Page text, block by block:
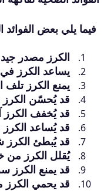
فيما يلي بعض الفوائد
الكرز مصدر جيد
يساعد الكرز في
يمنع الكرز تلف
قد يُحسّن الكرز
قد يُخفف الكرز
قد يُساعد
قد يُبطئ الكرز
يُقلل الكرز من
قد يمنع الكرز
قد يحمي الكرز